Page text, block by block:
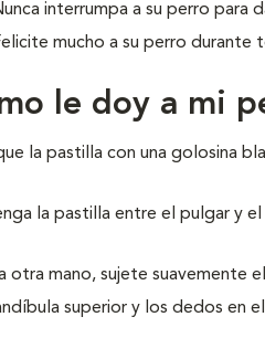
interrumpa a su perro para
mucho a su perro durante
le doy a mi
la pastilla con una golosina
la pastilla entre el pulgar y
otra mano, sujete suavemente
superior y los dedos en